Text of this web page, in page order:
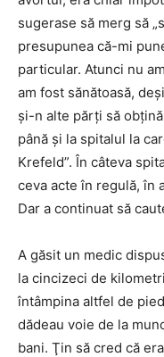
sugerase să merg să
presupunea că-mi
particular. Atunci nu
am fost sănătoasă,
şi-n alte părţi să
până şi la spitalul la
Krefeld”. În câteva
ceva acte în regulă, în
Dar a continuat să
A găsit un medic
la cincizeci de
întâmpina altfel de
dădeau voie de la
bani. Ţin să cred că